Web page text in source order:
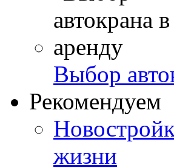
Выбор
Рекомендуем
жизни